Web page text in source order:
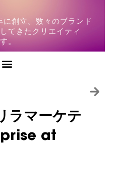
創立。数々のブランド
てきたクリエイティ
。
ラマーケテ
at